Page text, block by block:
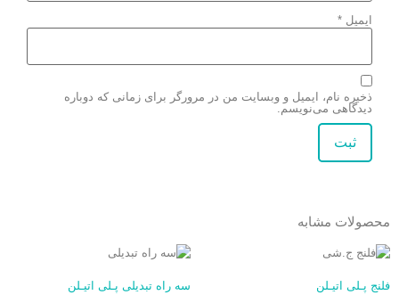
ایمیل *
ذخیره نام، ایمیل و وبسایت من در مرورگر برای زمانی که دوباره
دیدگاهی می‌نویسم.
محصولات مشابه
فلنج پـلی اتیـلن سه راه تبدیلی پـلی اتیـلن